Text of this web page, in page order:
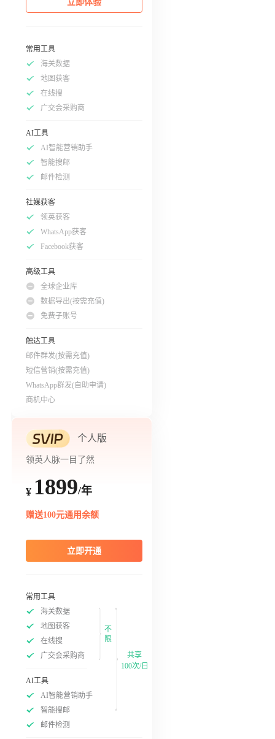
常用工具
海关数据
地图获客
在线搜
广交会采购商
AI工具
AI智能营销助手
智能搜邮
邮件检测
社媒获客
领英获客
WhatsApp获客
Facebook获客
高级工具
全球企业库
数据导出(按需充值)
免费子账号
触达工具
邮件群发(按需充值)
短信营销(按需充值)
WhatsApp群发(自助申请)
商机中心
个人版
领英人脉一目了然
¥ 1899/年
赠送100元通用余额
立即开通
常用工具
海关数据
地图获客
在线搜
广交会采购商
不
限
AI工具
AI智能营销助手
智能搜邮
邮件检测
共享
100次/日